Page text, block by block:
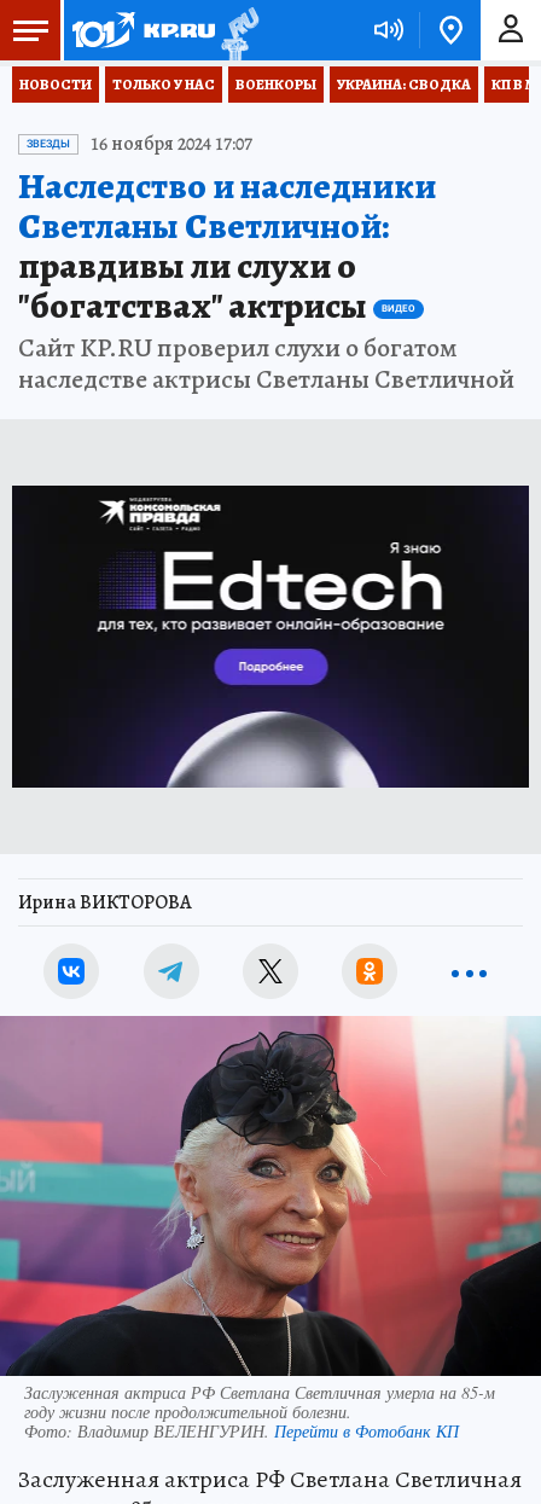
НОВОСТИ ТОЛЬКО У НАС ВОЕНКОРЫ УКРАИНА: СВОДКА КП В
ЗВЕЗДЫ 16 ноября 2024 17:07
Наследство и наследники
Светланы Светличной:
правдивы ли слухи о
"богатствах" актрисы
ВИДЕО
Сайт KP.RU проверил слухи о богатом
наследстве актрисы Светланы Светличной
Ирина ВИКТОРОВА
Заслуженная актриса РФ Светлана Светличная умерла на 85-м
году жизни после продолжительной болезни.
Фото: Владимир ВЕЛЕНГУРИН. Перейти в Фотобанк КП
Заслуженная актриса РФ Светлана Светличная